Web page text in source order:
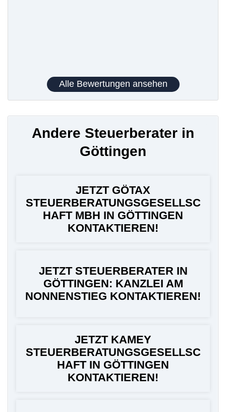
Alle Bewertungen ansehen
Andere Steuerberater in
Göttingen
JETZT GÖTAX
STEUERBERATUNGSGESELLSC
HAFT MBH IN GÖTTINGEN
KONTAKTIEREN!
JETZT STEUERBERATER IN
GÖTTINGEN: KANZLEI AM
NONNENSTIEG KONTAKTIEREN!
JETZT KAMEY
STEUERBERATUNGSGESELLSC
HAFT IN GÖTTINGEN
KONTAKTIEREN!